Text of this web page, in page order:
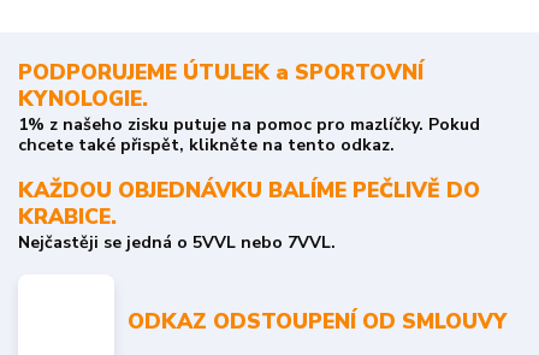
PODPORUJEME ÚTULEK a SPORTOVNÍ
KYNOLOGIE.
1% z našeho zisku putuje na pomoc pro mazlíčky. Pokud
chcete také přispět, klikněte na tento odkaz.
KAŽDOU OBJEDNÁVKU BALÍME PEČLIVĚ DO
KRABICE.
Nejčastěji se jedná o 5VVL nebo 7VVL.
ODKAZ ODSTOUPENÍ OD SMLOUVY